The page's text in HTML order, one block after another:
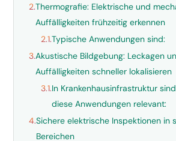
2.Thermografie: Elektrische und
Auffälligkeiten frühzeitig erkennen
2.1.Typische Anwendungen sind:
3.Akustische Bildgebung: Leckagen
Auffälligkeiten schneller lokalisieren
3.1.In Krankenhausinfrastruktur
diese Anwendungen relevant:
4.Sichere elektrische Inspektionen in
Bereichen